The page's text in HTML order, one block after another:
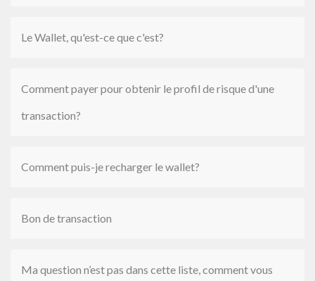
Le Wallet, qu'est-ce que c'est?
Comment payer pour obtenir le profil de risque d'une
transaction?
Comment puis-je recharger le wallet?
Bon de transaction
Ma question n’est pas dans cette liste, comment vous